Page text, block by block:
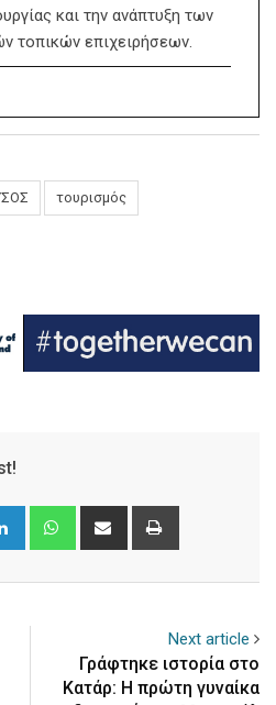
και την ανάπτυξη των
τοπικών επιχειρήσεων.
τουρισμός
LinkedIn WhatsappShare
Next article
Γράφτηκε ιστορία στο
Κατάρ: Η πρώτη γυναίκα